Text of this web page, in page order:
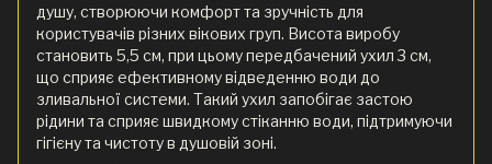
душу, створюючи комфорт та зручність для
користувачів різних вікових груп. Висота виробу
становить 5,5 см, при цьому передбачений ухил 3 см,
що сприяє ефективному відведенню води до
зливальної системи. Такий ухил запобігає застою
рідини та сприяє швидкому стіканню води, підтримуючи
гігієну та чистоту в душовій зоні.